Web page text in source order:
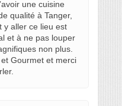
une cuisine
qualité à Tanger,
y aller ce lieu est
et à ne pas louper
non plus.
Gourmet et merci